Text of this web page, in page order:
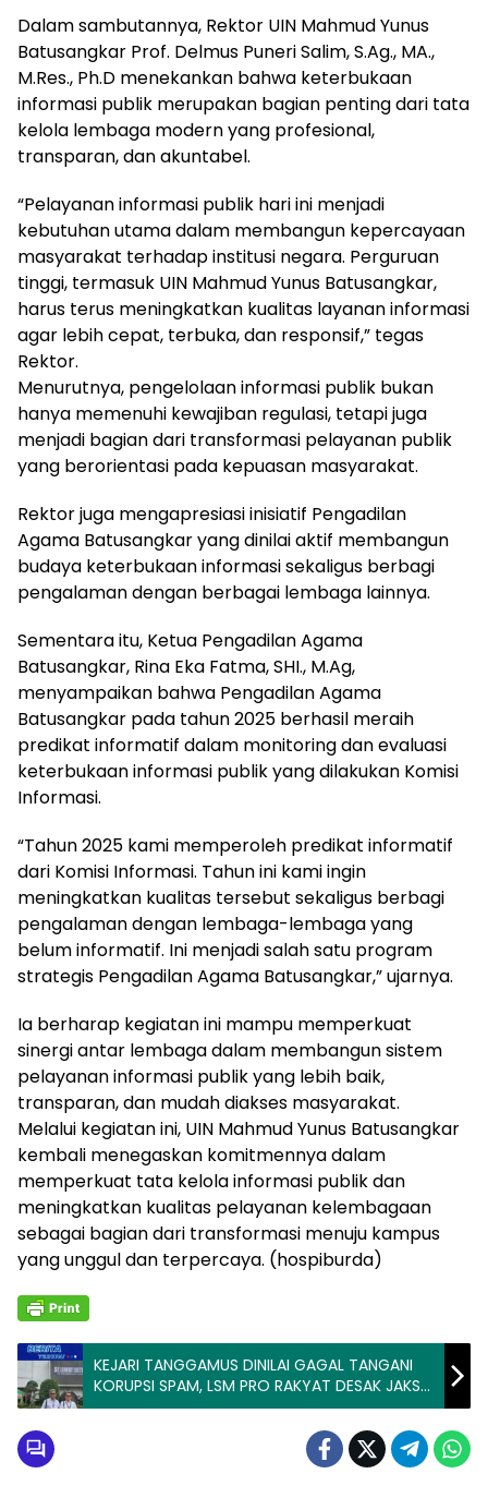
Dalam sambutannya, Rektor UIN Mahmud Yunus
Batusangkar Prof. Delmus Puneri Salim, S.Ag., MA.,
M.Res., Ph.D menekankan bahwa keterbukaan
informasi publik merupakan bagian penting dari tata
kelola lembaga modern yang profesional,
transparan, dan akuntabel.
“Pelayanan informasi publik hari ini menjadi
kebutuhan utama dalam membangun kepercayaan
masyarakat terhadap institusi negara. Perguruan
tinggi, termasuk UIN Mahmud Yunus Batusangkar,
harus terus meningkatkan kualitas layanan informasi
agar lebih cepat, terbuka, dan responsif,” tegas
Rektor.
Menurutnya, pengelolaan informasi publik bukan
hanya memenuhi kewajiban regulasi, tetapi juga
menjadi bagian dari transformasi pelayanan publik
yang berorientasi pada kepuasan masyarakat.
Rektor juga mengapresiasi inisiatif Pengadilan
Agama Batusangkar yang dinilai aktif membangun
budaya keterbukaan informasi sekaligus berbagi
pengalaman dengan berbagai lembaga lainnya.
Sementara itu, Ketua Pengadilan Agama
Batusangkar, Rina Eka Fatma, SHI., M.Ag,
menyampaikan bahwa Pengadilan Agama
Batusangkar pada tahun 2025 berhasil meraih
predikat informatif dalam monitoring dan evaluasi
keterbukaan informasi publik yang dilakukan Komisi
Informasi.
“Tahun 2025 kami memperoleh predikat informatif
dari Komisi Informasi. Tahun ini kami ingin
meningkatkan kualitas tersebut sekaligus berbagi
pengalaman dengan lembaga-lembaga yang
belum informatif. Ini menjadi salah satu program
strategis Pengadilan Agama Batusangkar,” ujarnya.
Ia berharap kegiatan ini mampu memperkuat
sinergi antar lembaga dalam membangun sistem
pelayanan informasi publik yang lebih baik,
transparan, dan mudah diakses masyarakat.
Melalui kegiatan ini, UIN Mahmud Yunus Batusangkar
kembali menegaskan komitmennya dalam
memperkuat tata kelola informasi publik dan
meningkatkan kualitas pelayanan kelembagaan
sebagai bagian dari transformasi menuju kampus
yang unggul dan terpercaya. (hospiburda)
KEJARI TANGGAMUS DINILAI GAGAL TANGANI
KORUPSI SPAM, LSM PRO RAKYAT DESAK JAKSA
AGUNG COPOT KAJARI DAN KASIPIDSUS